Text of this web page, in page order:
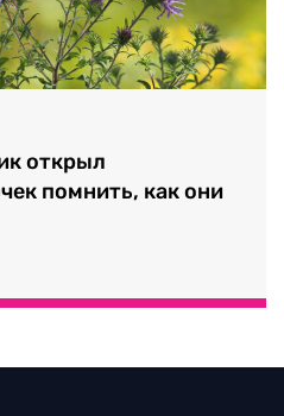
открыл
помнить, как они